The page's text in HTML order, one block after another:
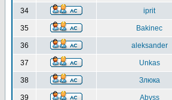
34 iprit
35 Bakinec
36 aleksander
37 Unkas
38 Злюка
39 Abyss